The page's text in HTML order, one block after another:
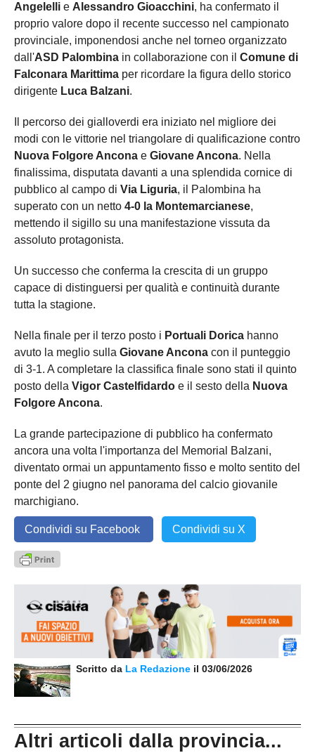
Angelelli e Alessandro Gioacchini, ha confermato il
proprio valore dopo il recente successo nel campionato
provinciale, imponendosi anche nel torneo organizzato
dall'ASD Palombina in collaborazione con il Comune di
Falconara Marittima per ricordare la figura dello storico
dirigente Luca Balzani.
Il percorso dei gialloverdi era iniziato nel migliore dei
modi con le vittorie nel triangolare di qualificazione contro
Nuova Folgore Ancona e Giovane Ancona. Nella
finalissima, disputata davanti a una splendida cornice di
pubblico al campo di Via Liguria, il Palombina ha
superato con un netto 4-0 la Montemarcianese,
mettendo il sigillo su una manifestazione vissuta da
assoluto protagonista.
Un successo che conferma la crescita di un gruppo
capace di distinguersi per qualità e continuità durante
tutta la stagione.
Nella finale per il terzo posto i Portuali Dorica hanno
avuto la meglio sulla Giovane Ancona con il punteggio
di 3-1. A completare la classifica finale sono stati il quinto
posto della Vigor Castelfidardo e il sesto della Nuova
Folgore Ancona.
La grande partecipazione di pubblico ha confermato
ancora una volta l'importanza del Memorial Balzani,
diventato ormai un appuntamento fisso e molto sentito del
ponte del 2 giugno nel panorama del calcio giovanile
marchigiano.
Condividi su Facebook Condividi su X
Scritto da La Redazione il 03/06/2026
Altri articoli dalla provincia...